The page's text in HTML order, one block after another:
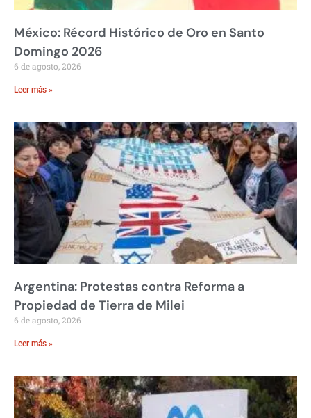
México: Récord Histórico de Oro en Santo
Domingo 2026
6 de agosto, 2026
Leer más »
Argentina: Protestas contra Reforma a
Propiedad de Tierra de Milei
6 de agosto, 2026
Leer más »